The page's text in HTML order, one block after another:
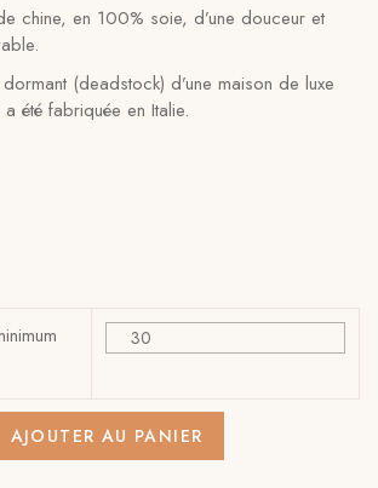
chine, en 100% soie, d’une douceur et
(deadstock) d’une maison de luxe
été fabriquée en Italie.
AJOUTER AU PANIER